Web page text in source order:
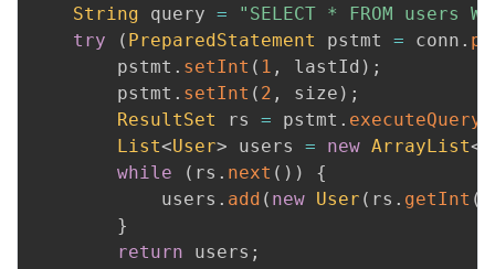
String query =
"SELECT * FROM users
try
( PreparedStatement pstmt = conn .
        pstmt
. setInt ( 1 , lastId ) ;
        pstmt
. setInt ( 2 , size ) ;
ResultSet
rs = pstmt . executeQuery
List<User> users = new ArrayList<
while
( rs . next ( ) )
{
            users
. add ( new User ( rs . getInt (
}
return users ;